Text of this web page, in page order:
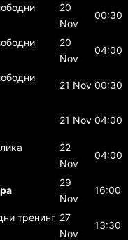
20
Nov
00:30
20
Nov
04:00
21 Nov 00:30
21 Nov 04:00
22
Nov
04:00
29
Nov
16:00
тренинг 27
Nov
13:30